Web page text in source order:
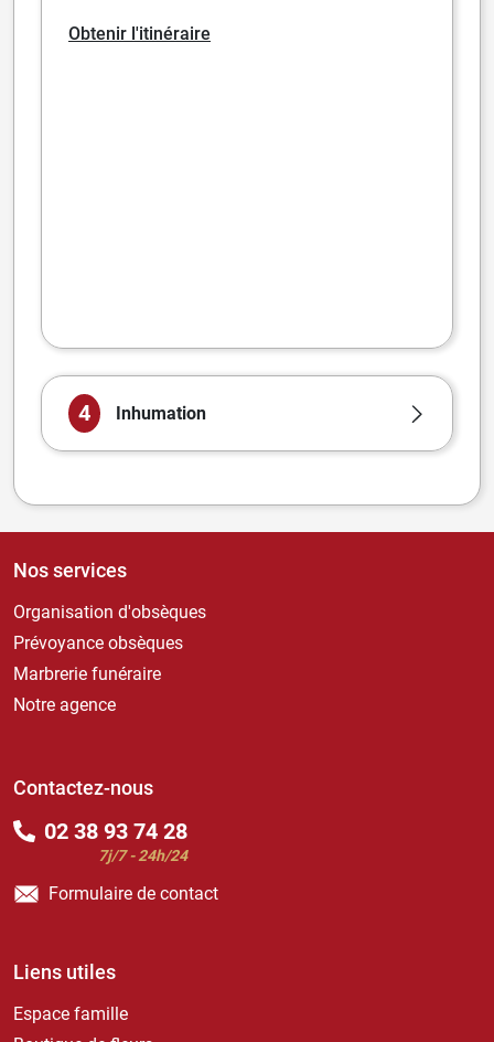
Obtenir l'itinéraire
4 Inhumation
Nos services
Organisation d'obsèques
Prévoyance obsèques
Marbrerie funéraire
Notre agence
Contactez-nous
02 38 93 74 28
7j/7 - 24h/24
Formulaire de contact
Liens utiles
Espace famille